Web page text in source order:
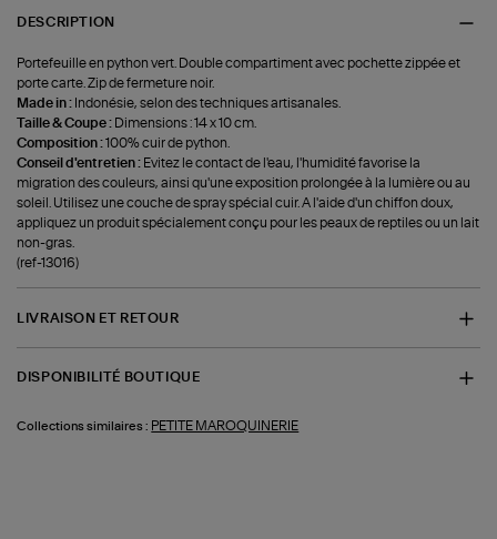
DESCRIPTION
Portefeuille en python vert. Double compartiment avec pochette zippée et
porte carte. Zip de fermeture noir.
Made in : Indonésie, selon des techniques artisanales.
Taille & Coupe : Dimensions : 14 x 10 cm.
Composition :100% cuir de python.
Conseil d'entretien : Evitez le contact de l'eau, l'humidité favorise la
migration des couleurs, ainsi qu'une exposition prolongée à la lumière ou au
soleil. Utilisez une couche de spray spécial cuir. A l'aide d'un chiffon doux,
appliquez un produit spécialement conçu pour les peaux de reptiles ou un lait
non-gras.
(ref-13016)
LIVRAISON ET RETOUR
DISPONIBILITÉ BOUTIQUE
Collections similaires : PETITE MAROQUINERIE